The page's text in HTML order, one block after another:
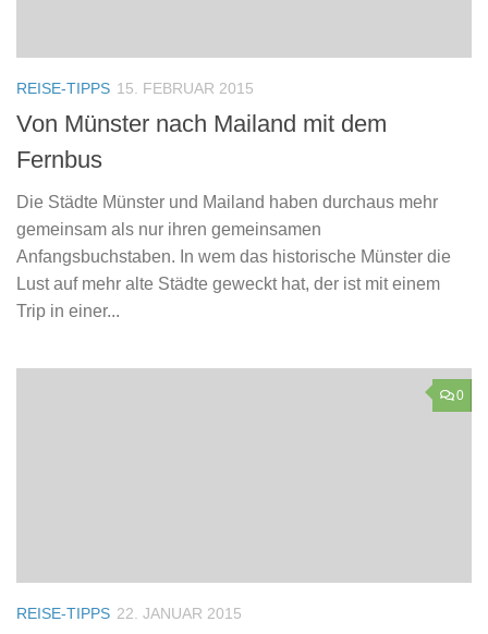
REISE-TIPPS 15. FEBRUAR 2015
Von Münster nach Mailand mit dem
Fernbus
Die Städte Münster und Mailand haben durchaus mehr
gemeinsam als nur ihren gemeinsamen
Anfangsbuchstaben. In wem das historische Münster die
Lust auf mehr alte Städte geweckt hat, der ist mit einem
Trip in einer...
0
REISE-TIPPS 22. JANUAR 2015